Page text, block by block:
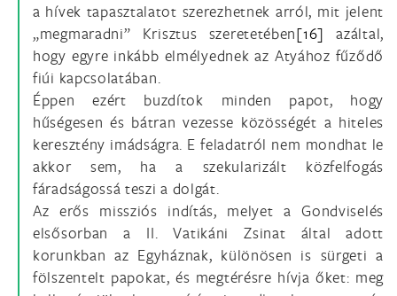
a hívek tapasztalatot szerezhetnek arról, mit jelent
„megmaradni” Krisztus szeretetében[16] azáltal,
hogy egyre inkább elmélyednek az Atyához fűződő
fiúi kapcsolatában.
Éppen ezért buzdítok minden papot, hogy
hűségesen és bátran vezesse közösségét a hiteles
keresztény imádságra. E feladatról nem mondhat le
akkor sem, ha a szekularizált közfelfogás
fáradságossá teszi a dolgát.
Az erős missziós indítás, melyet a Gondviselés
elsősorban a II. Vatikáni Zsinat által adott
korunkban az Egyháznak, különösen is sürgeti a
fölszentelt papokat, és megtérésre hívja őket: meg